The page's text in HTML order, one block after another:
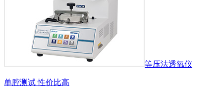
等压法透氧仪
单腔测试 性价比高